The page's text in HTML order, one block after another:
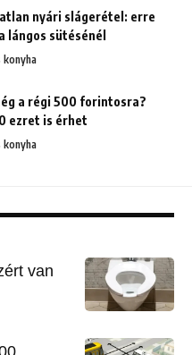
nyári slágerétel: erre
lángos sütésénél
konyha
a régi 500 forintosra?
ezret is érhet
konyha
van